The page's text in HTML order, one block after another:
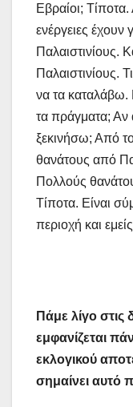
Εβραίοι; Τίποτα.
ενέργειες έχουν
Παλαιστινίους.
να τα καταλάβω.
τα πράγματα; Αν
ξεκινήσω; Από
θανάτους από
Πολλούς
Τίποτα. Είναι
περιοχή και
Πάμε λίγο
εμφανίζεται
εκλογικού
σημαίνει αυτό